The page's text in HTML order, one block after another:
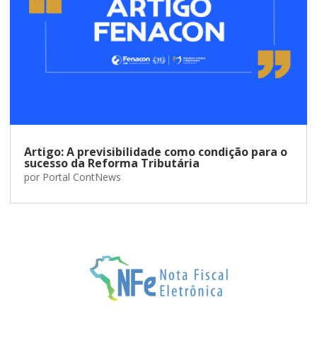
Artigo: A previsibilidade como condição para o
sucesso da Reforma Tributária
por Portal ContNews